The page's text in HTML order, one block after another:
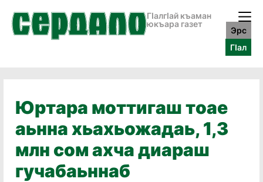
ГӀалгӀай къаман
юкъара газет
Эрс
ГӀал
Юртара моттигаш тоае
аьнна хьахьожадаь, 1,3
млн сом ахча диараш
гучабаьннаб